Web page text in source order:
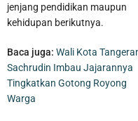
jenjang pendidikan maupun
kehidupan berikutnya.
Baca juga: Wali Kota
Sachrudin Imbau Jajarannya
Tingkatkan Gotong Royong
Warga